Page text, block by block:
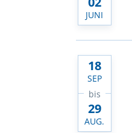
JUNI
18
SEP
bis
29
AUG.